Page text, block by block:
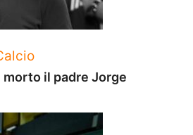
il padre Jorge